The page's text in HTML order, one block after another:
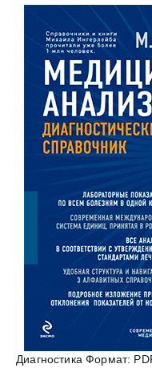
Диагностика Формат: